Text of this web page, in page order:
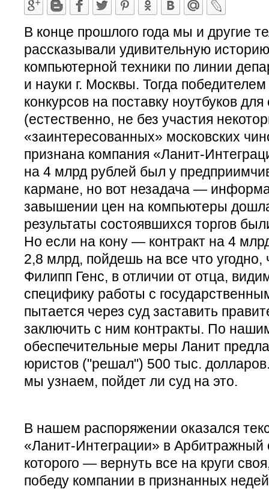
В конце прошлого года мы и другие
рассказывали удивительную
компьютерной техники по линии
и науки г. Москвы. Тогда
конкурсов на поставку ноутбуков
(естественно, не без участия
«заинтересованных» московских
признана компания «Ланит-
на 4 млрд рублей был у
кармане, но вот незадача —
завышении цен на компьютеры
результаты состоявшихся торгов
Но если на кону — контракт на 4
2,8 млрд, пойдешь на все что угодно,
Филипп Генс, в отличии от отца,
специфику работы с
пытается через суд заставить
заключить с ним контракты. По
обеспечительные меры Ланит
юристов ("решал") 500 тыс.
мы узнаем, пойдет ли суд на это.
В нашем распоряжении оказался
«Ланит-Интеграции» в Арбитражный
которого — вернуть все на круги
победу компании в признанных